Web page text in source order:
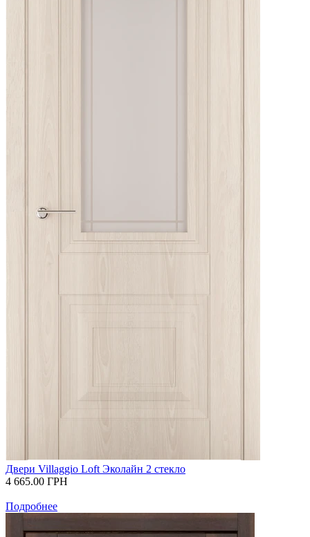
Двери Villaggio Loft Эколайн 2 стекло
4 665.00 ГРН
Подробнее